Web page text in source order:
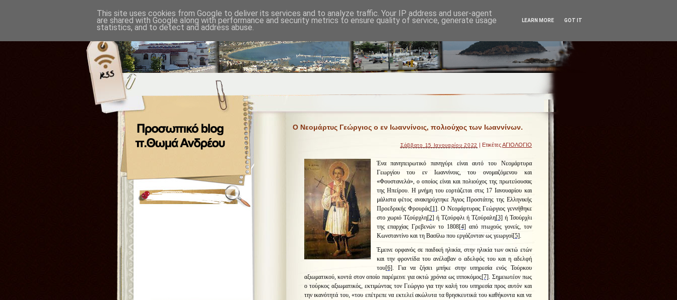
Ο Νεομάρτυς Γεώργιος ο εν Ιωαννίνοις, πολιούχος των Ιωαννίνων.
Σάββατο 15 Ιανουαρίου 2022 | ΕτικέτεςΑΓΙΟΛΟΓΙΟ
Ένα πανηπειρωτικό πανηγύρι είναι αυτό του Νεομάρτυρα
Γεωργίου του εν Ιωαννίνοις, του ονομαζόμενου και
«Φουστανελά», ο οποίος είναι και πολιούχος της πρωτεύουσας
της Ηπείρου. Η μνήμη του εορτάζεται στις 17 Ιανουαρίου και
μάλιστα φέτος ανακηρύχτηκε Άγιος Προστάτης της Ελληνικής
Προεδρικής Φρουράς[1]. Ο Νεομάρτυρας Γεώργιος γεννήθηκε
στο χωριό Τζούρχλη[2] ή Τζούρφλι ή Τζούραλη[3] ή Τσούρχλι
της επαρχίας Γρεβενών το 1808[4] από πτωχούς γονείς, τον
Κωνσταντίνο και τη Βασίλω που εργάζονταν ως γεωργοί[5].
Έμεινε ορφανός σε παιδική ηλικία, στην ηλικία των οκτώ ετών
και την φροντίδα του ανέλαβαν ο αδελφός του και η αδελφή
του[6]. Για να ζήσει μπήκε στην υπηρεσία ενός Τούρκου
αξιωματικού, κοντά στον οποίο παρέμεινε για οκτώ χρόνια ως ιπποκόμος[7]. Σημειωτέον πως
ο τούρκος αξιωματικός, εκτιμώντας τον Γεώργιο για την καλή του υπηρεσία προς αυτόν και
την ικανότητά του, «του επέτρεπε να εκτελεί ακώλυτα τα θρησκευτικά του καθήκοντα και να
This site uses cookies from Google to deliver its services and to analyze traffic. Your IP address and user-agent
are shared with Google along with performance and security metrics to ensure quality of service, generate usage
statistics, and to detect and address abuse.
LEARN MORE GOT IT